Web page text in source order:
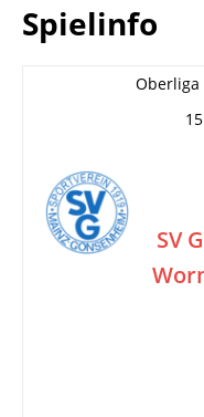
Spielinfo
Oberliga
SV